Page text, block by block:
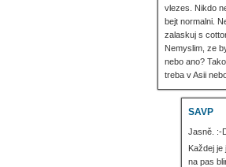
vlezes. Nikdo
bejt normalni.
zalaskuj s
Nemyslim, ze
nebo ano?
treba v Asii
SAVP
Jasně. :-
Každej
na pas